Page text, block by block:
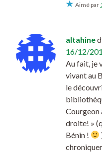
Aimé par
altahine
16/12/
Au fait, je
vivant au
le
Courgeon
droite! »
Bénin !